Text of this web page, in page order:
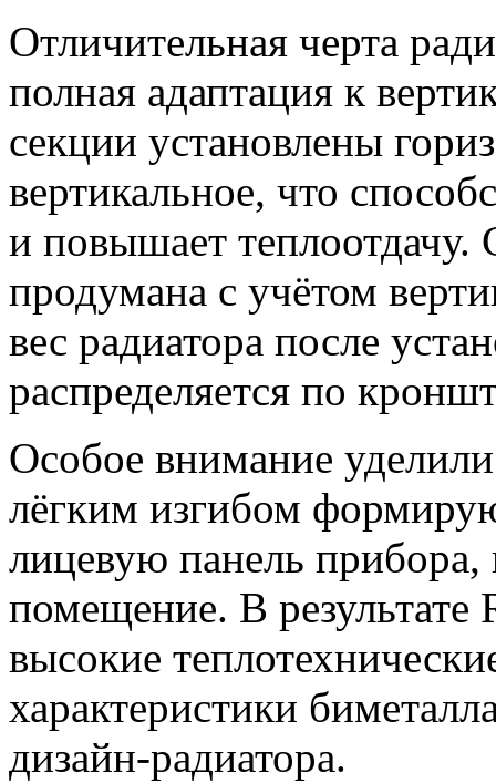
Отличительная черта
полная адаптация к
секции установлены
вертикальное, что
и повышает теплоотдачу.
продумана с учётом
вес радиатора после
распределяется по
Особое внимание
лёгким изгибом
лицевую панель
помещение. В результате
высокие
характеристики
дизайн-радиатора.